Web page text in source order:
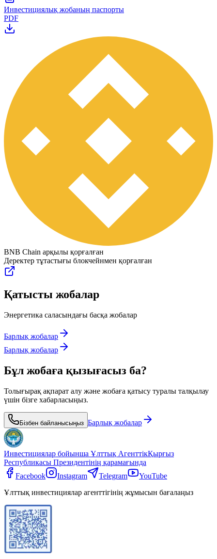
Инвестициялық жобаның паспорты
PDF
BNB Chain арқылы қорғалған
Деректер тұтастығы блокчейнмен қорғалған
Қатысты жобалар
Энергетика саласындағы басқа жобалар
Барлық жобалар
Барлық жобалар
Бұл жобаға қызығасыз ба?
Толығырақ ақпарат алу және жобаға қатысу туралы талқылау
үшін бізге хабарласыңыз.
Бізбен байланысыңыз Барлық жобалар
Инвестициялар бойынша Ұлттық АгенттікҚырғыз
Республикасы Президентінің қарамағында
Facebook
Instagram Telegram
YouTube
Ұлттық инвестициялар агенттігінің жұмысын бағалаңыз